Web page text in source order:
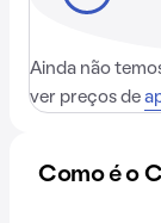
Ainda não
ver preços de
Como é o